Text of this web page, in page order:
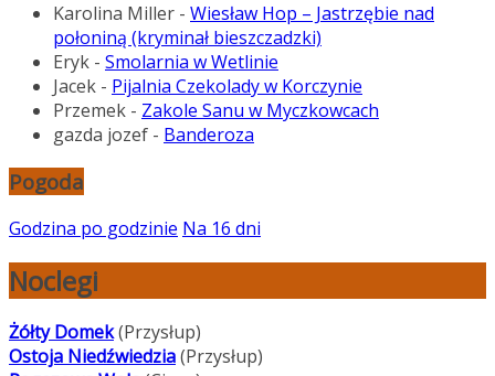
Karolina Miller - Wiesław Hop – Jastrzębie nad
połoniną (kryminał bieszczadzki)
Eryk - Smolarnia w Wetlinie
Jacek - Pijalnia Czekolady w Korczynie
Przemek - Zakole Sanu w Myczkowcach
gazda jozef - Banderoza
Pogoda
Godzina po godzinie Na 16 dni
Noclegi
Żółty Domek(Przysłup)
Ostoja Niedźwiedzia(Przysłup)